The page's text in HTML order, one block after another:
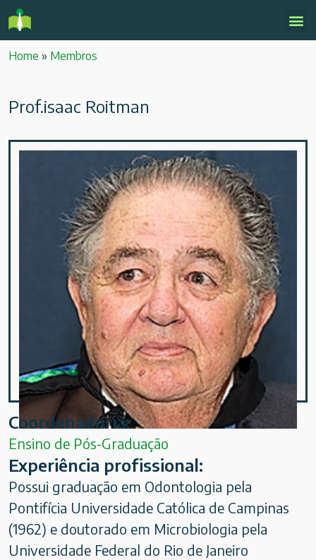
Home » Membros
Prof.isaac Roitman
Coordenadoria:
Ensino de Pós-Graduação
Experiência profissional:
Possui graduação em Odontologia pela
Pontifícia Universidade Católica de Campinas
(1962) e doutorado em Microbiologia pela
Universidade Federal do Rio de Janeiro